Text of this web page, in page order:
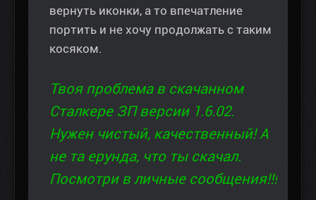
вернуть иконки, а то впечатление
портить и не хочу продолжать с таким
косяком.
Твоя проблема в скачанном
Сталкере ЗП версии 1.6.02.
Нужен чистый, качественный! А
не та ерунда, что ты скачал.
Посмотри в личные сообщения!!!